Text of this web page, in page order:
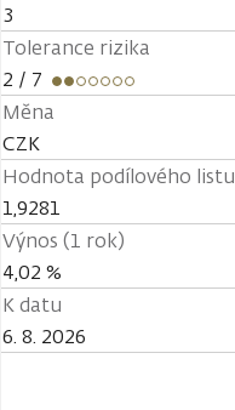
3
Tolerance rizika
2 / 7
Měna
CZK
Hodnota podílového listu
1,9281
Výnos (1 rok)
4,02 %
K datu
6. 8. 2026